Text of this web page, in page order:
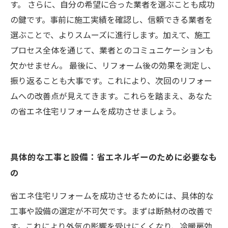
す。 さらに、自分の希望に合った業者を選ぶことも成功
の鍵です。事前に施工実績を確認し、信頼できる業者を
選ぶことで、よりスムーズに進行します。加えて、施工
プロセス全体を通じて、業者とのコミュニケーションも
欠かせません。 最後に、リフォーム後の効果を測定し、
振り返ることも大事です。これにより、次回のリフォー
ムへの改善点が見えてきます。これらを踏まえ、あなた
の省エネ住宅リフォームを成功させましょう。
具体的な工事と設備：省エネルギーのために必要なも
の
省エネ住宅リフォームを成功させるためには、具体的な
工事や設備の選定が不可欠です。まずは断熱材の改善で